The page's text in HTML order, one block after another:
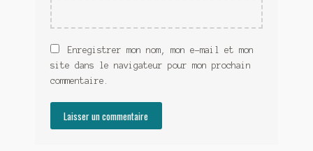
Enregistrer mon nom, mon e-mail et mon
site dans le navigateur pour mon prochain
commentaire.